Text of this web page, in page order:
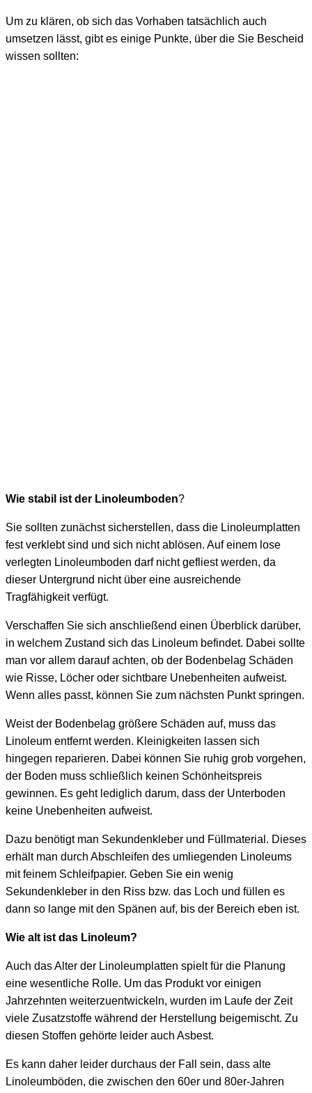
Um zu klären, ob sich das Vorhaben tatsächlich auch
umsetzen lässt, gibt es einige Punkte, über die Sie Bescheid
wissen sollten:
Wie stabil ist der Linoleumboden?
Sie sollten zunächst sicherstellen, dass die Linoleumplatten
fest verklebt sind und sich nicht ablösen. Auf einem lose
verlegten Linoleumboden darf nicht gefliest werden, da
dieser Untergrund nicht über eine ausreichende
Tragfähigkeit verfügt.
Verschaffen Sie sich anschließend einen Überblick darüber,
in welchem Zustand sich das Linoleum befindet. Dabei sollte
man vor allem darauf achten, ob der Bodenbelag Schäden
wie Risse, Löcher oder sichtbare Unebenheiten aufweist.
Wenn alles passt, können Sie zum nächsten Punkt springen.
Weist der Bodenbelag größere Schäden auf, muss das
Linoleum entfernt werden. Kleinigkeiten lassen sich
hingegen reparieren. Dabei können Sie ruhig grob vorgehen,
der Boden muss schließlich keinen Schönheitspreis
gewinnen. Es geht lediglich darum, dass der Unterboden
keine Unebenheiten aufweist.
Dazu benötigt man Sekundenkleber und Füllmaterial. Dieses
erhält man durch Abschleifen des umliegenden Linoleums
mit feinem Schleifpapier. Geben Sie ein wenig
Sekundenkleber in den Riss bzw. das Loch und füllen es
dann so lange mit den Spänen auf, bis der Bereich eben ist.
Wie alt ist das Linoleum?
Auch das Alter der Linoleumplatten spielt für die Planung
eine wesentliche Rolle. Um das Produkt vor einigen
Jahrzehnten weiterzuentwickeln, wurden im Laufe der Zeit
viele Zusatzstoffe während der Herstellung beigemischt. Zu
diesen Stoffen gehörte leider auch Asbest.
Es kann daher leider durchaus der Fall sein, dass alte
Linoleumböden, die zwischen den 60er und 80er-Jahren